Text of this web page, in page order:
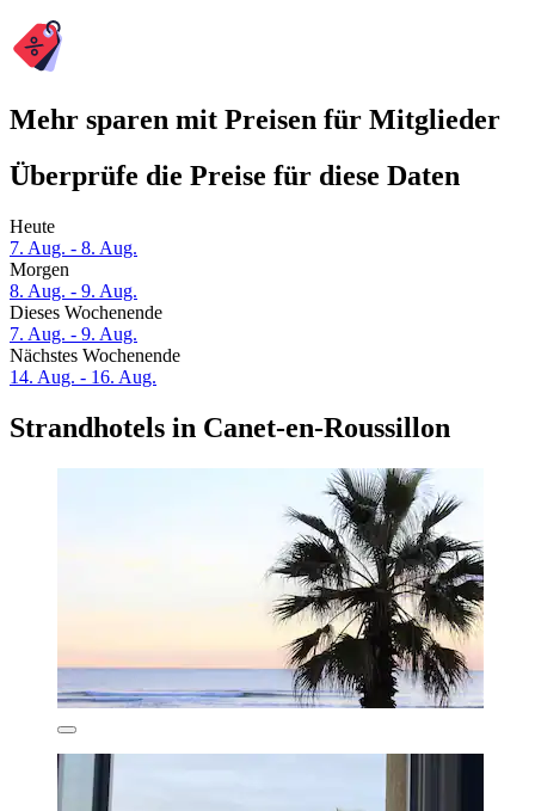
Mehr sparen mit Preisen für Mitglieder
Überprüfe die Preise für diese Daten
Heute
7. Aug. - 8. Aug.
Morgen
8. Aug. - 9. Aug.
Dieses Wochenende
7. Aug. - 9. Aug.
Nächstes Wochenende
14. Aug. - 16. Aug.
Strandhotels in Canet-en-Roussillon